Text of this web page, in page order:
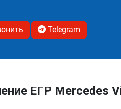
Telegram
ЕГР Mercedes